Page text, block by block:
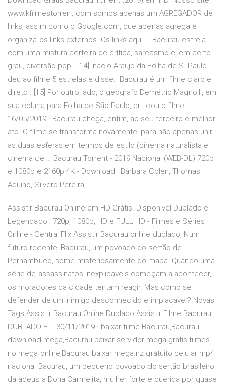
www.kfilmestorrent.com somos apenas um AGREGADOR de
links, assim como o Google.com, que apenas agrega e
organiza os links externos. Os links aqui … Bacurau estreia
com uma mistura certeira de crítica, sarcasmo e, em certo
grau, diversão pop". [14] Inácio Araujo da Folha de S. Paulo
deu ao filme 5 estrelas e disse: "Bacurau é um filme claro e
direto". [15] Por outro lado, o geógrafo Demétrio Magnolli, em
sua coluna para Folha de São Paulo, criticou o filme.
16/05/2019 · Bacurau chega, enfim, ao seu terceiro e melhor
ato. O filme se transforma novamente, para não apenas unir
as duas esferas em termos de estilo (cinema naturalista e
cinema de … Bacurau Torrent - 2019 Nacional (WEB-DL) 720p
e 1080p e 2160p 4K - Download | Bárbara Colen, Thomas
Aquino, Silvero Pereira
Assistir Bacurau Online em HD Grátis. Disponivel Dublado e
Legendado | 720p, 1080p, HD e FULL HD - Filmes e Séries
Online - Central Flix Assistir Bacurau online dublado, Num
futuro recente, Bacurau, um povoado do sertão de
Pernambuco, some misteriosamente do mapa. Quando uma
série de assassinatos inexplicáveis começam a acontecer,
os moradores da cidade tentam reagir. Mas como se
defender de um inimigo desconhecido e implacável? Novas
Tags Assistir Bacurau Online Dublado Assistir Filme Bacurau
DUBLADO E … 30/11/2019 · baixar filme Bacurau,Bacurau
download mega,Bacurau baixar servidor mega gratis,filmes
no mega online,Bacurau baixar mega.nz gratuito celular mp4
nacional Bacurau, um pequeno povoado do sertão brasileiro
dá adeus a Dona Carmelita, mulher forte e querida por quase